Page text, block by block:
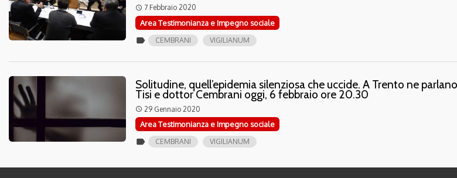
access_time 7 Febbraio 2020
Area Testimonianza e Impegno sociale
label CEMBRANI VIGILIANUM
Solitudine, quell’epidemia silenziosa che uccide. A Trento ne
Tisi e dottor Cembrani oggi, 6 febbraio ore 20.30
access_time 29 Gennaio 2020
Area Testimonianza e Impegno sociale
label CEMBRANI VIGILIANUM